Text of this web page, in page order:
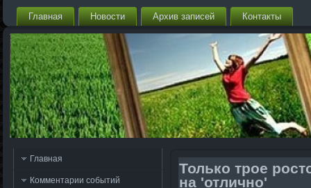
Главная Новости Архив записей Контакты
Главная
Комментарии событий
Только трое
на 'отлично'